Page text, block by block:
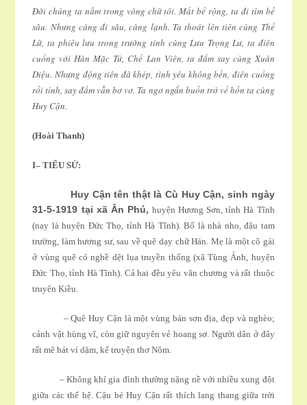
Ðời chúng ta nằm trong vòng chữ tôi. Mất bề rộng, ta đi tìm bề
sâu. Nhưng càng đi sâu, càng lạnh. Ta thoát lên tiên cùng Thế
Lữ, ta phiêu lưu trong trường tình cùng Lưu Trọng Lư, ta điên
cuồng với Hàn Mặc Tử, Chế Lan Viên, ta đắm say cùng Xuân
Diệu. Nhưng động tiên đã khép, tình yêu không bền, điên cuồng
rồi tỉnh, say đắm vẫn bơ vơ. Ta ngơ ngẩn buồn trở về hồn ta cùng
Huy Cận.
(Hoài Thanh)
I– TIỂU SỬ:
Huy Cận tên thật là Cù Huy Cận, sinh ngày
31-5-1919 tại xã Ân Phú, huyện Hương Sơn, tỉnh Hà Tĩnh
(nay là huyện Ðức Thọ, tỉnh Hà Tĩnh). Bố là nhà nho, đậu tam
trường, làm hương sư, sau về quê dạy chữ Hán. Mẹ là một cô gái
ở vùng quê có nghề dệt lụa truyền thống (xã Tùng Ảnh, huyện
Ðức Thọ, tỉnh Hà Tĩnh). Cả hai đều yêu văn chương và rất thuộc
truyện Kiều.
– Quê Huy Cận là một vùng bán sơn địa, đẹp và nghèo;
cảnh vật hùng vĩ, còn giữ nguyên vẻ hoang sơ. Người dân ở đây
rất mê hát ví dặm, kể truyện thơ Nôm.
– Không khí gia đình thường nặng nề với nhiều xung đột
giữa các thế hệ. Cậu bé Huy Cận rất thích lang thang giữa trời